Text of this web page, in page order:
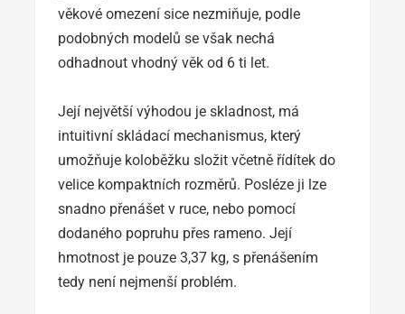
věkové omezení sice nezmiňuje, podle
podobných modelů se však nechá
odhadnout vhodný věk od 6 ti let.
Její největší výhodou je skladnost, má
intuitivní skládací mechanismus, který
umožňuje koloběžku složit včetně řídítek do
velice kompaktních rozměrů. Posléze ji lze
snadno přenášet v ruce, nebo pomocí
dodaného popruhu přes rameno. Její
hmotnost je pouze 3,37 kg, s přenášením
tedy není nejmenší problém.